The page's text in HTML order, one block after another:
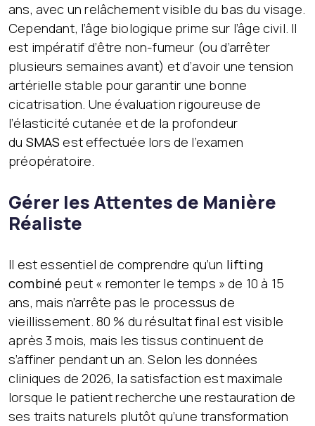
ans, avec un relâchement visible du bas du visage.
Cependant, l’âge biologique prime sur l’âge civil. Il
est impératif d’être non-fumeur (ou d’arrêter
plusieurs semaines avant) et d’avoir une tension
artérielle stable pour garantir une bonne
cicatrisation. Une évaluation rigoureuse de
l’élasticité cutanée et de la profondeur
du SMAS est effectuée lors de l’examen
préopératoire.
Gérer les Attentes de Manière
Réaliste
Il est essentiel de comprendre qu’un lifting
combiné peut « remonter le temps » de 10 à 15
ans, mais n’arrête pas le processus de
vieillissement. 80 % du résultat final est visible
après 3 mois, mais les tissus continuent de
s’affiner pendant un an. Selon les données
cliniques de 2026, la satisfaction est maximale
lorsque le patient recherche une restauration de
ses traits naturels plutôt qu’une transformation